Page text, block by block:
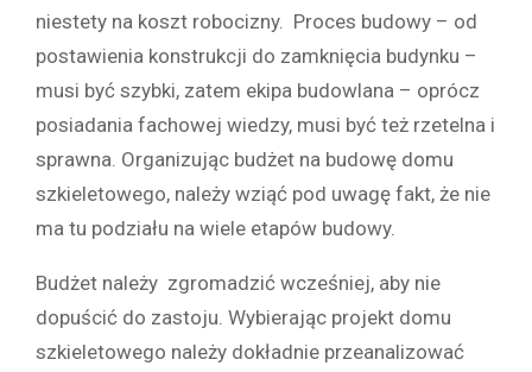
niestety na koszt robocizny. Proces budowy – od
postawienia konstrukcji do zamknięcia budynku –
musi być szybki, zatem ekipa budowlana – oprócz
posiadania fachowej wiedzy, musi być też rzetelna i
sprawna. Organizując budżet na budowę domu
szkieletowego, należy wziąć pod uwagę fakt, że nie
ma tu podziału na wiele etapów budowy.
Budżet należy zgromadzić wcześniej, aby nie
dopuścić do zastoju. Wybierając projekt domu
szkieletowego należy dokładnie przeanalizować